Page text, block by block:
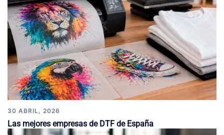
30 ABRIL, 2026
Las mejores empresas de DTF de España